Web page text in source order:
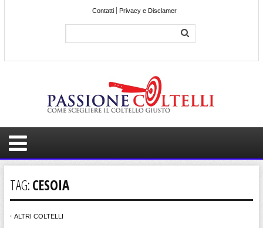
Contatti Privacy e Disclamer
TAG:CESOIA
ALTRI COLTELLI